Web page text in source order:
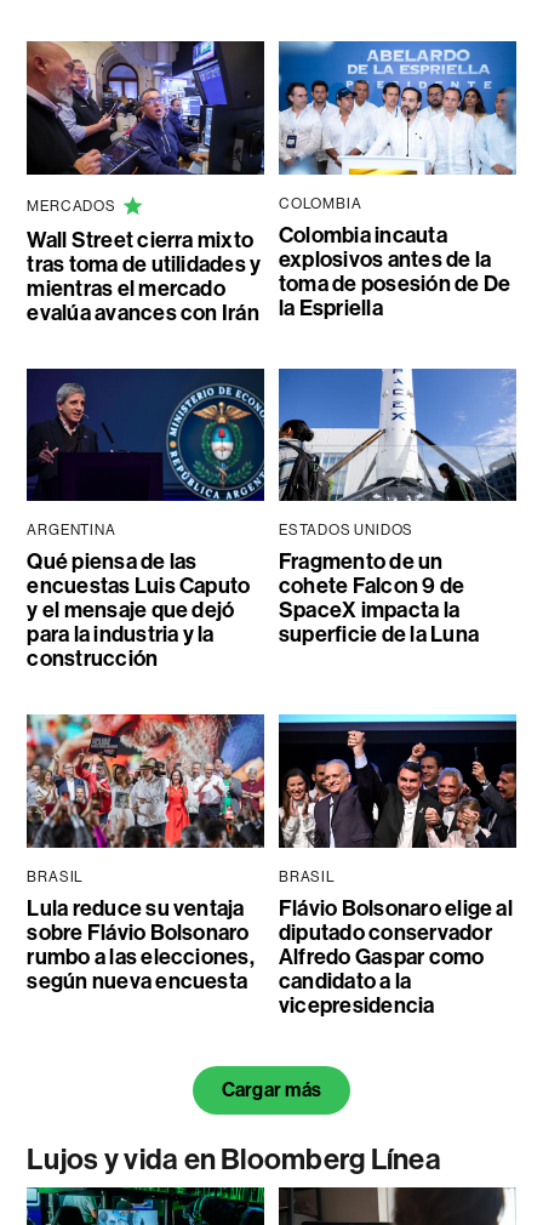
MERCADOS
Wall Street cierra mixto
tras toma de utilidades y
mientras el mercado
evalúa avances con Irán
COLOMBIA
Colombia incauta
explosivos antes de la
toma de posesión de De
la Espriella
ARGENTINA
Qué piensa de las
encuestas Luis Caputo
y el mensaje que dejó
para la industria y la
construcción
ESTADOS UNIDOS
Fragmento de un
cohete Falcon 9 de
SpaceX impacta la
superficie de la Luna
BRASIL
Lula reduce su ventaja
sobre Flávio Bolsonaro
rumbo a las elecciones,
según nueva encuesta
BRASIL
Flávio Bolsonaro elige al
diputado conservador
Alfredo Gaspar como
candidato a la
vicepresidencia
Cargar más
Lujos y vida en Bloomberg Línea